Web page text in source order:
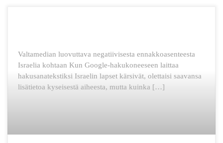
Valtamedian luovuttava negatiivisesta ennakkoasenteesta
Israelia kohtaan Kun Google-hakukoneeseen laittaa
hakusanatekstiksi Israelin lapset kärsivät, olettaisi saavansa
lisätietoa kyseisestä aiheesta, mutta kuinka […]